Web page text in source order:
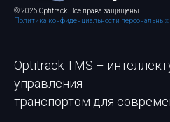
© 2026 Optitrack. Все права защищены.
Политика конфиденциальности
Optitrack TMS –
управления
транспортом для